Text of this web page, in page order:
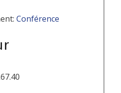
Conférence